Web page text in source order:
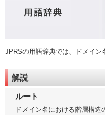
JPRSの用語辞典では、ドメイ
解説
ルート
ドメイン名における階層構